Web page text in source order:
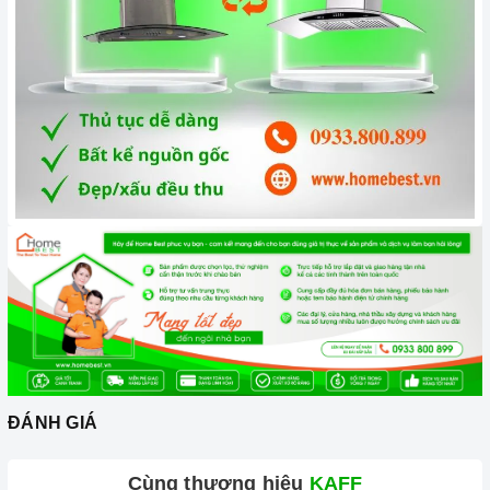
bạn nên sử dụng đúng tốc độ của máy, không nên lạm dụng
tốc độ cao nhất tức đối với những món ăn không chứa dầu
mỡ như các món luộc bạn chỉ cần để máy ở mức công suất
thấp, với những món chứa nhiều dầu mỡ như: chiên, xào,
rán hoặc những món nặng mùi như giả cày thì bạn mới cần
sử dụng máy hút mùi ở cấp độ cao.
Tầm 2 tháng bạn nên vệ sinh lưới lọc 1 lần. Nên bảo dưỡng
máy 12 tháng 1 lần cũng là cách để máy hoạt động tốt hơn.
3. Tại sao nên chọn mua sản phẩm tại Home Best?
Cam kết hàng chính hãng:Chúng tôi cam kết cung cấp sản
phẩm chính hãng 100%, có nguồn gốc, xuất xứ và chứng từ
rõ ràng.
Chế độ hỗ trợ bảo hành linh hoạt:Hướng dẫn sử dụng,
lắp đặt, chế độ bảo hành chính hãng, hậu mãi chuyên
và không gặp bất kỳ khó khăn nào trong quá trình sử dụng
ĐÁNH GIÁ
Cùng thương hiệu KAFF